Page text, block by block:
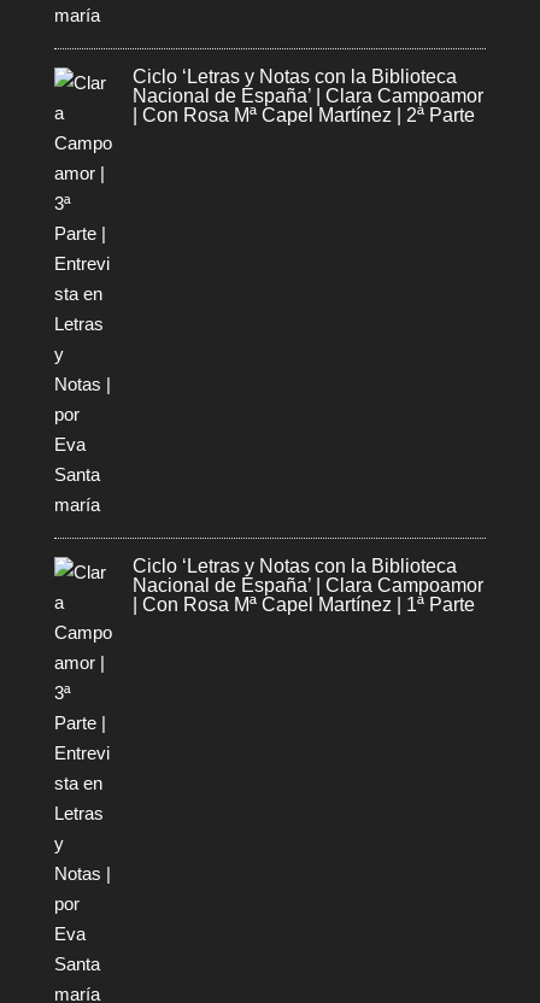
Ciclo ‘Letras y Notas con la Biblioteca
Nacional de España’ | Clara Campoamor
| Con Rosa Mª Capel Martínez | 2ª Parte
Ciclo ‘Letras y Notas con la Biblioteca
Nacional de España’ | Clara Campoamor
| Con Rosa Mª Capel Martínez | 1ª Parte